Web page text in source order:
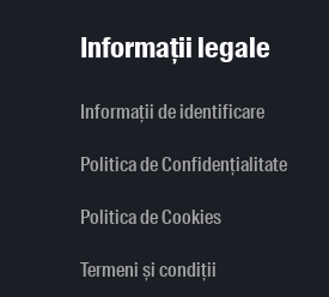
Informații legale
Informaţii de identificare
Politica de Confidențialitate
Politica de Cookies
Termeni și condiții